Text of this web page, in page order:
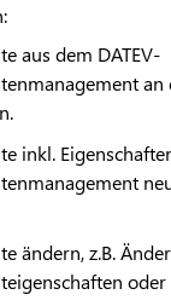
aus dem DATEV-
an
inkl.
ändern, z.B.